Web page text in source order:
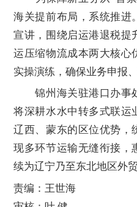
海关提前布局，系统推进
宣讲，围绕启运港退税提
运压缩物流成本两大核心
实操演练，确保业务申报
锦州海关驻港口办事
将深耕水水中转多式联运
辽西、蒙东的区位优势，
现多环节运输无缝衔接，
续为辽宁乃至东北地区外
责编：王世海